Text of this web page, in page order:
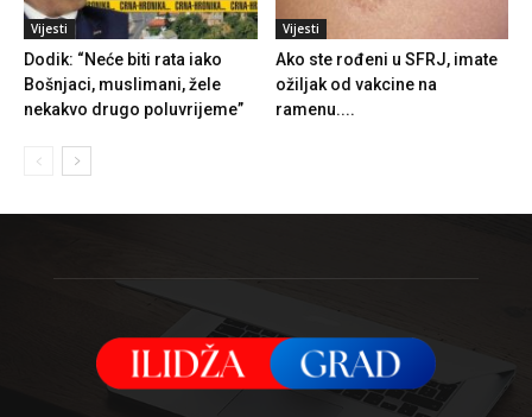
Vijesti
Dodik: “Neće biti rata iako
Bošnjaci, muslimani, žele
nekakvo drugo poluvrijeme”
Vijesti
Ako ste rođeni u SFRJ, imate
ožiljak od vakcine na
ramenu....